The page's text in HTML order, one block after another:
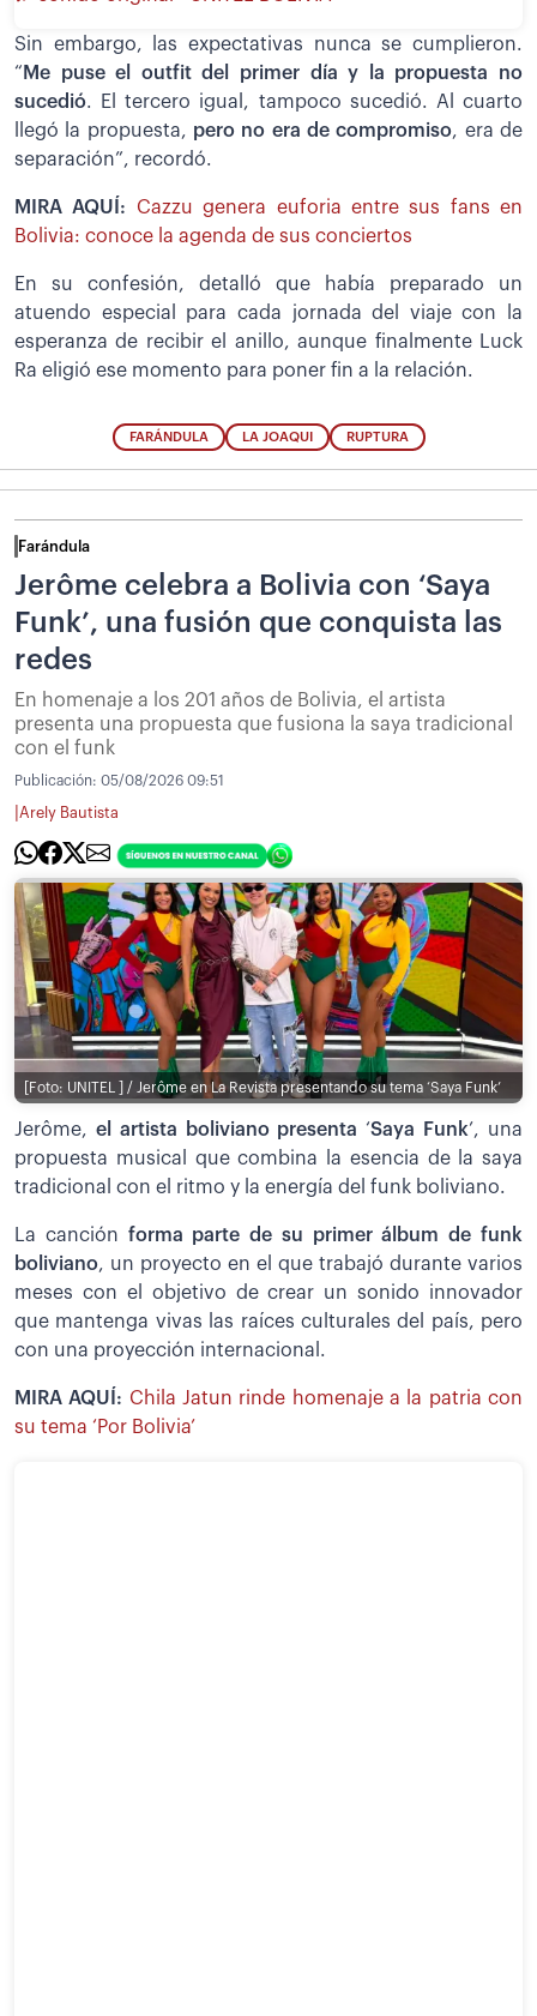
Sin embargo, las expectativas nunca se cumplieron.
“ Me puse el outfit del primer día y la propuesta no
sucedió. El tercero igual, tampoco sucedió. Al cuarto
llegó la propuesta, pero no era de compromiso, era de
separación”, recordó.
MIRA AQUÍ: Cazzu genera euforia entre sus fans en
Bolivia: conoce la agenda de sus conciertos
En su confesión, detalló que había preparado un
atuendo especial para cada jornada del viaje con la
esperanza de recibir el anillo, aunque finalmente Luck
Ra eligió ese momento para poner fin a la relación.
FARÁNDULA LA JOAQUI RUPTURA
Farándula
Jerôme celebra a Bolivia con ‘Saya
Funk’, una fusión que conquista las
redes
En homenaje a los 201 años de Bolivia, el artista
presenta una propuesta que fusiona la saya tradicional
con el funk
Publicación: 05/08/2026 09:51
Arely Bautista
[Foto: UNITEL ] / Jerôme en La Revista presentando su tema ‘Saya Funk’
Jerôme, el artista boliviano presenta ‘Saya Funk’, una
propuesta musical que combina la esencia de la saya
tradicional con el ritmo y la energía del funk boliviano.
La canción forma parte de su primer álbum de funk
boliviano, un proyecto en el que trabajó durante varios
meses con el objetivo de crear un sonido innovador
que mantenga vivas las raíces culturales del país, pero
con una proyección internacional.
MIRA AQUÍ: Chila Jatun rinde homenaje a la patria con
su tema ‘Por Bolivia’